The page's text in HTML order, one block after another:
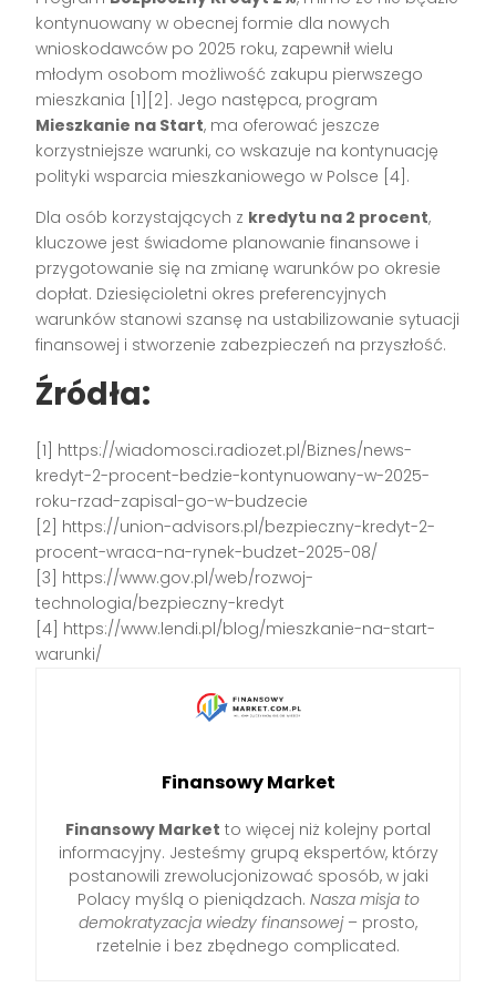
kontynuowany w obecnej formie dla nowych
wnioskodawców po 2025 roku, zapewnił wielu
młodym osobom możliwość zakupu pierwszego
mieszkania [1][2]. Jego następca, program
Mieszkanie na Start, ma oferować jeszcze
korzystniejsze warunki, co wskazuje na kontynuację
polityki wsparcia mieszkaniowego w Polsce [4].
Dla osób korzystających z kredytu na 2 procent,
kluczowe jest świadome planowanie finansowe i
przygotowanie się na zmianę warunków po okresie
dopłat. Dziesięcioletni okres preferencyjnych
warunków stanowi szansę na ustabilizowanie sytuacji
finansowej i stworzenie zabezpieczeń na przyszłość.
Źródła:
[1] https://wiadomosci.radiozet.pl/Biznes/news-
kredyt-2-procent-bedzie-kontynuowany-w-2025-
roku-rzad-zapisal-go-w-budzecie
[2] https://union-advisors.pl/bezpieczny-kredyt-2-
procent-wraca-na-rynek-budzet-2025-08/
[3] https://www.gov.pl/web/rozwoj-
technologia/bezpieczny-kredyt
[4] https://www.lendi.pl/blog/mieszkanie-na-start-
warunki/
Finansowy Market
Finansowy Market to więcej niż kolejny portal
informacyjny. Jesteśmy grupą ekspertów, którzy
postanowili zrewolucjonizować sposób, w jaki
Polacy myślą o pieniądzach. Nasza misja to
demokratyzacja wiedzy finansowej– prosto,
rzetelnie i bez zbędnego complicated.